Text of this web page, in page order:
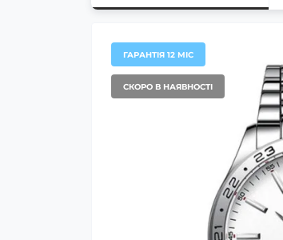
ГАРАНТІЯ 12 МІС
СКОРО В НАЯВНОСТІ